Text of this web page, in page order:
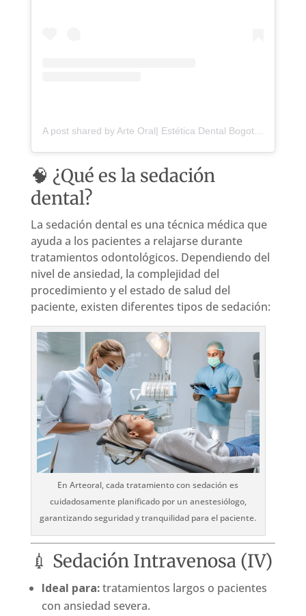
A post shared by Arte Oral| Estética Dental Bogotá (@arteoral.co)
🧠 ¿Qué es la sedación
dental?
La sedación dental es una técnica médica que
ayuda a los pacientes a relajarse durante
tratamientos odontológicos. Dependiendo del
nivel de ansiedad, la complejidad del
procedimiento y el estado de salud del
paciente, existen diferentes tipos de sedación:
En Arteoral, cada tratamiento con sedación es
cuidadosamente planificado por un anestesiólogo,
garantizando seguridad y tranquilidad para el paciente.
💉 Sedación Intravenosa (IV)
Ideal para:tratamientos largos o pacientes
con ansiedad severa.